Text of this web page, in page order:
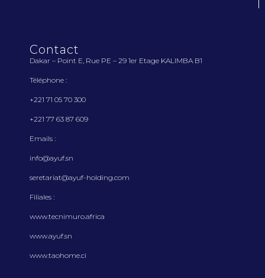
Contact
Dakar – Point E, Rue PE – 29 1er Etage KALIMBA B1
Téléphone :
+221 71 05 70 300
+221 77 63 87 609
Emails :
info@ayuf.sn
seretariat@ayuf-holding.com
Filiales :
www.tecnimuro.africa
www.ayuf.sn
www.taohome.ci